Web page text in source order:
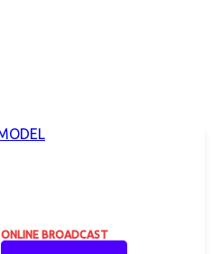
ONLINE BROADCAST